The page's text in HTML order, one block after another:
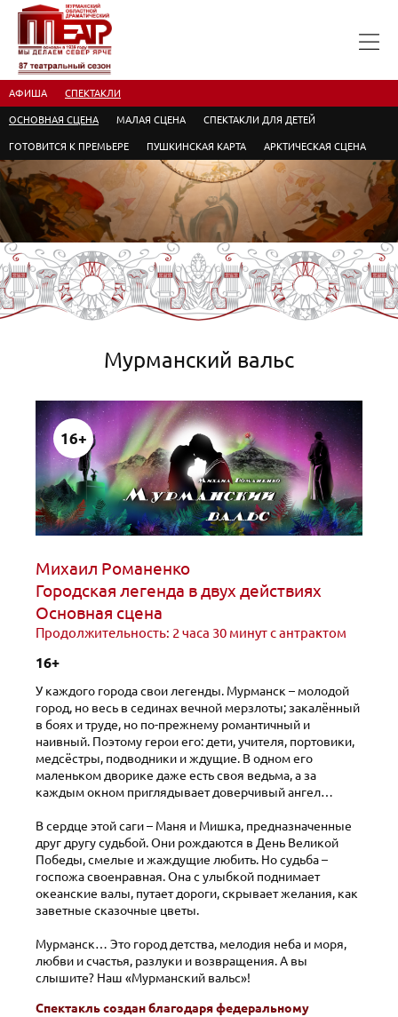
АФИША СПЕКТАКЛИ
ОСНОВНАЯ СЦЕНА МАЛАЯ СЦЕНА СПЕКТАКЛИ ДЛЯ ДЕТЕЙ
ГОТОВИТСЯ К ПРЕМЬЕРЕ ПУШКИНСКАЯ КАРТА АРКТИЧЕСКАЯ СЦЕНА
Мурманский вальс
16+
Михаил Романенко
Городская легенда в двух действиях
Основная сцена
Продолжительность: 2 часа 30 минут с антрактом
16+
У каждого города свои легенды. Мурманск – молодой
город, но весь в сединах вечной мерзлоты; закалённый
в боях и труде, но по-прежнему романтичный и
наивный. Поэтому герои его: дети, учителя, портовики,
медсёстры, подводники и ждущие. В одном его
маленьком дворике даже есть своя ведьма, а за
каждым окном приглядывает доверчивый ангел…
В сердце этой саги – Маня и Мишка, предназначенные
друг другу судьбой. Они рождаются в День Великой
Победы, смелые и жаждущие любить. Но судьба –
госпожа своенравная. Она с улыбкой поднимает
океанские валы, путает дороги, скрывает желания, как
заветные сказочные цветы.
Мурманск… Это город детства, мелодия неба и моря,
любви и счастья, разлуки и возвращения. А вы
слышите? Наш «Мурманский вальс»!
Спектакль создан благодаря федеральному